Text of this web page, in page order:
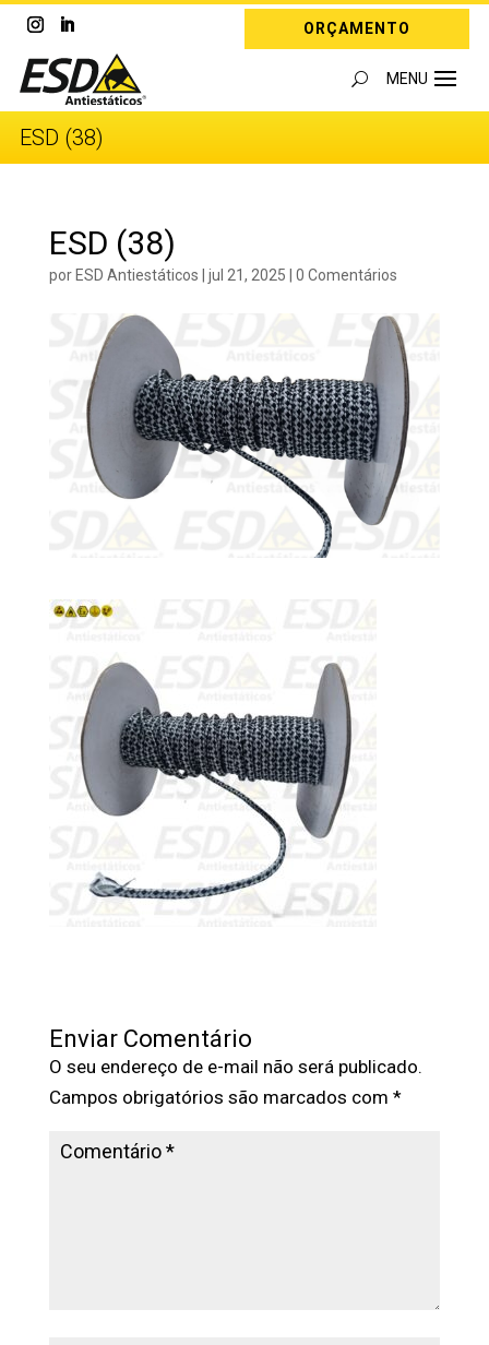
ORÇAMENTO
ESD (38)
ESD (38)
porESD Antiestáticos | jul 21, 2025 | 0 Comentários
Enviar Comentário
O seu endereço de e-mail não será publicado.
Campos obrigatórios são marcados com *